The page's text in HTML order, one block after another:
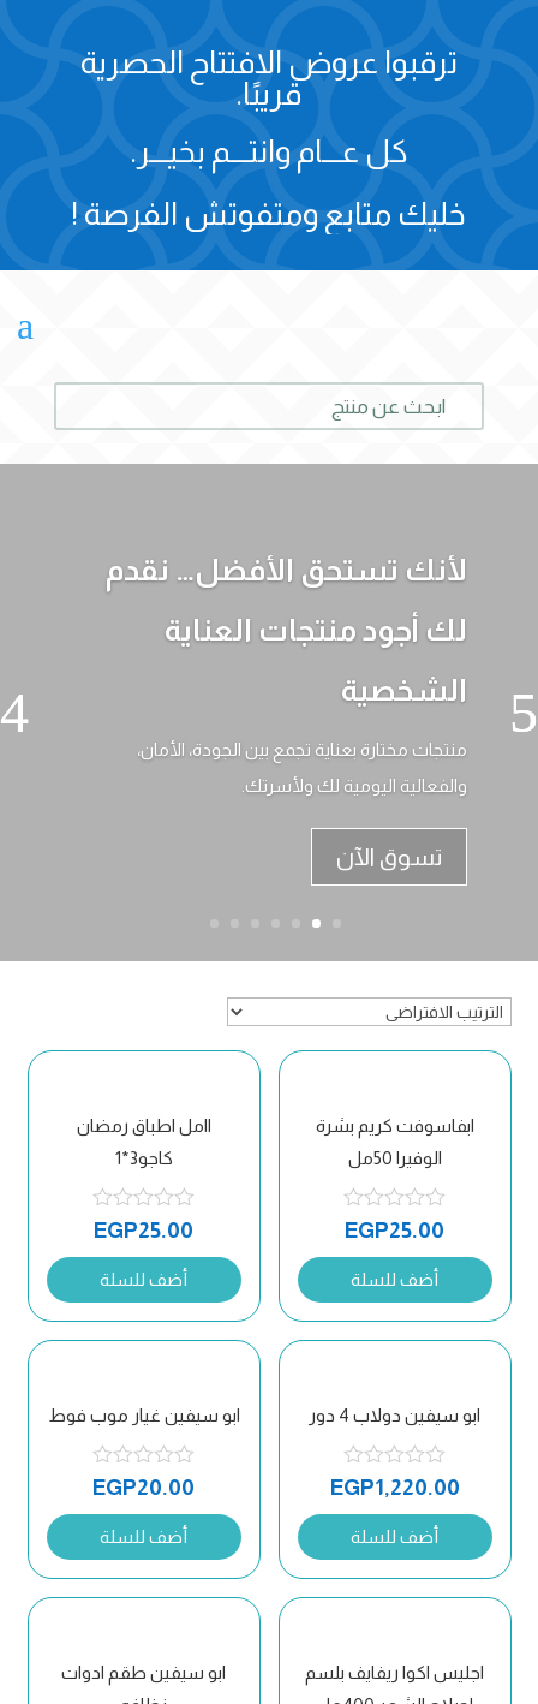
ترقبوا عروض الافتتاح الحصرية
قريبًا.
كل عـــام وانتـــم بخيـــر.
خليك متابع ومتفوتش الفرصة !
a
لأنك تستحق الأفضل… نقدم
لك أجود منتجات العناية
الشخصية
منتجات مختارة بعناية تجمع بين الجودة، الأمان،
والفعالية اليومية لك ولأسرتك.
تسوق الآن
اامل اطباق رمضان
كاجو3*1
EGP25.00
أضف للسلة
ابفاسوفت كريم بشرة
الوفيرا 50مل
EGP25.00
أضف للسلة
ابو سيفين غيار موب فوط
EGP20.00
أضف للسلة
ابو سيفين دولاب 4 دور
EGP1,220.00
أضف للسلة
ابو سيفين طقم ادوات
اجليس اكوا ريفايف بلسم